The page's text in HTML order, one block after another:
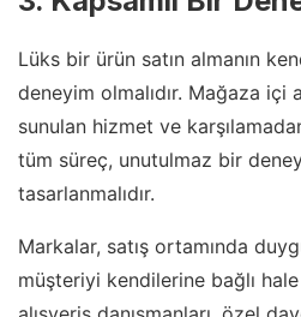
Lüks bir ürün satın almanın
deneyim olmalıdır. Mağaza içi
sunulan hizmet ve
tüm süreç, unutulmaz bir
tasarlanmalıdır.
Markalar, satış ortamında
müşteriyi kendilerine bağlı